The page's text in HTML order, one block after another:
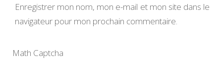
Enregistrer mon nom, mon e-mail et mon site dans le
navigateur pour mon prochain commentaire.
Math Captcha